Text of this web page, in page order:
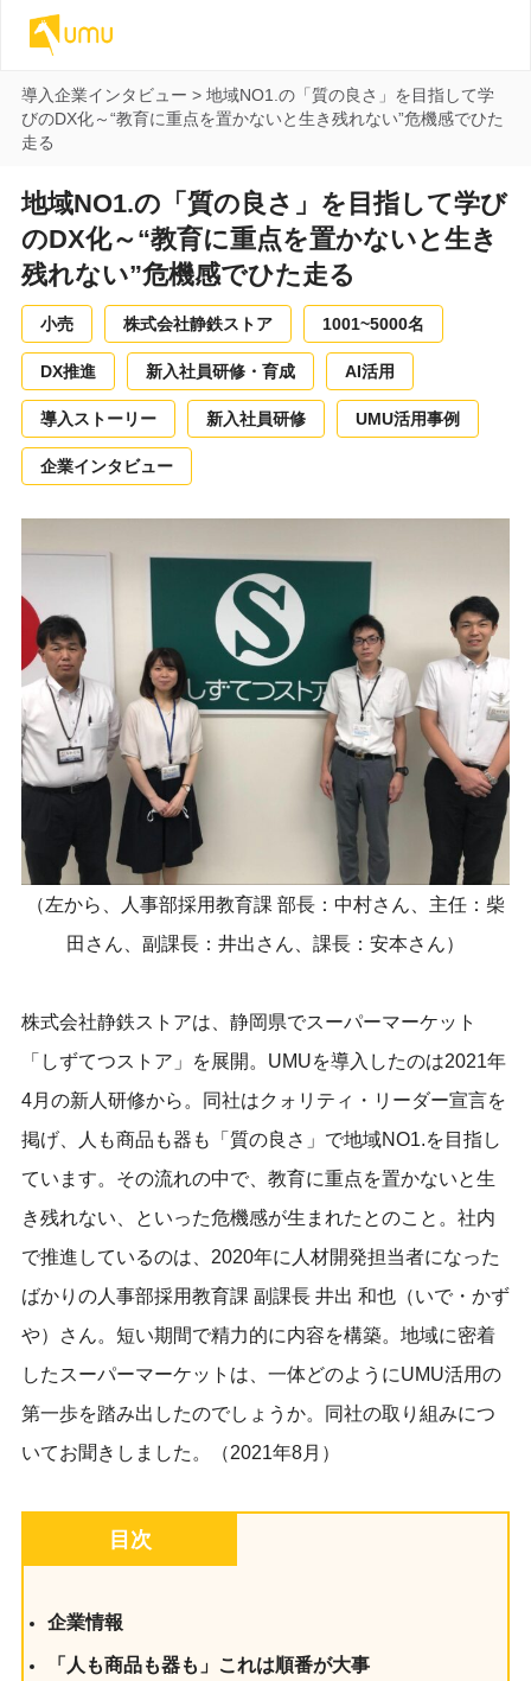
導入企業インタビュー > 地域NO1.の「質の良さ」を目指して学
びのDX化～“教育に重点を置かないと生き残れない”危機感でひた
走る
地域NO1.の「質の良さ」を目指して学び
のDX化～“教育に重点を置かないと生き
残れない”危機感でひた走る
小売 株式会社静鉄ストア 1001~5000名
DX推進 新入社員研修・育成 AI活用
導入ストーリー 新入社員研修 UMU活用事例
企業インタビュー
（左から、
人事部採用教育課 部長：中村さん、主任：柴
田さん、副課長： 井出さん、課長：安本さん）
株式会社静鉄ストアは、静岡県でスーパーマーケット
「しずてつストア」を展開。UMUを導入したのは2021年
4月の新人研修から。同社はクォリティ・リーダー宣言を
掲げ、人も商品も器も「質の良さ」で地域NO1.を目指し
ています。その流れの中で、教育に重点を置かないと生
き残れない、といった危機感が生まれたとのこと。社内
で推進しているのは、2020年に人材開発担当者になった
ばかりの人事部採用教育課 副課長 井出 和也（いで・かず
や）さん。短い期間で精力的に内容を構築。地域に密着
したスーパーマーケットは、一体どのようにUMU活用の
第一歩を踏み出したのでしょうか。同社の取り組みにつ
いてお聞きしました。
（2021年8月）
目次
企業情報
「人も商品も器も」これは順番が大事